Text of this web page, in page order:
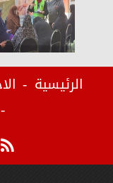
الرئيسية